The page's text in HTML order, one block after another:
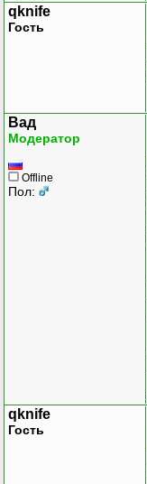
qknife
Гость
Вад
Модератор
Offline
Пол:
qknife
Гость